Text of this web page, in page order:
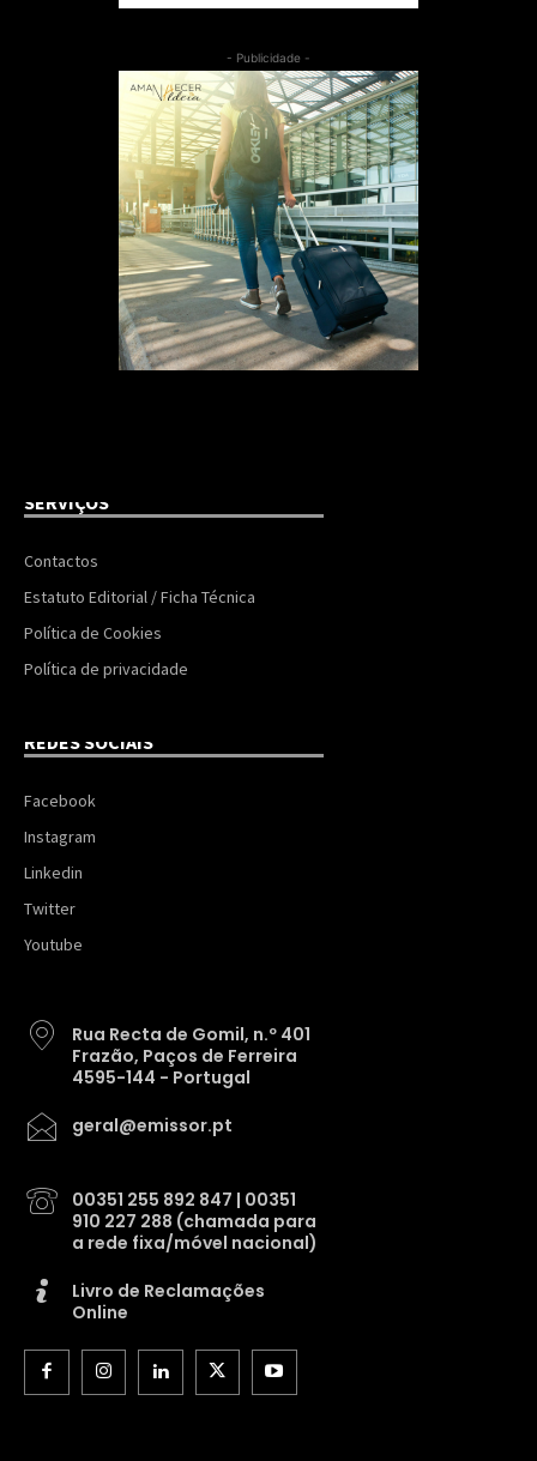
- Publicidade -
SERVIÇOS
Contactos
Estatuto Editorial / Ficha Técnica
Política de Cookies
Política de privacidade
REDES SOCIAIS
Facebook
Instagram
Linkedin
Twitter
Youtube
Rua Recta de Gomil, n.º 401
Frazão, Paços de Ferreira
4595-144 - Portugal
geral@emissor.pt
00351 255 892 847 | 00351
910 227 288 (chamada para
a rede fixa/móvel nacional)
Livro de Reclamações
Online